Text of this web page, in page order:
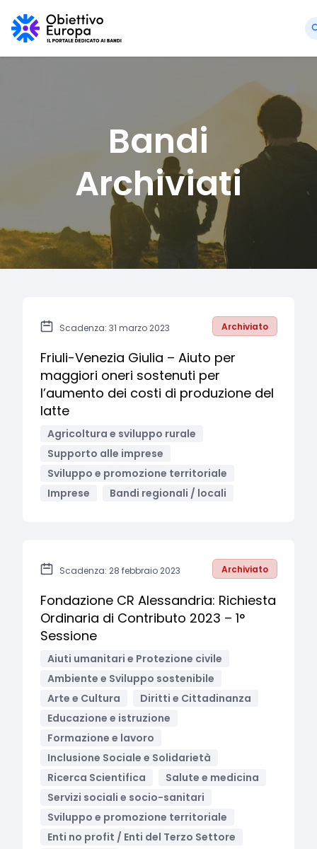
Bandi
Archiviati
Scadenza: 31 marzo 2023 Archiviato
Friuli-Venezia Giulia – Aiuto per
maggiori oneri sostenuti per
l’aumento dei costi di produzione del
latte
Agricoltura e sviluppo rurale
Supporto alle imprese
Sviluppo e promozione territoriale
Imprese
Bandi regionali / locali
Scadenza: 28 febbraio 2023 Archiviato
Fondazione CR Alessandria: Richiesta
Ordinaria di Contributo 2023 – 1°
Sessione
Aiuti umanitari e Protezione civile
Ambiente e Sviluppo sostenibile
Arte e Cultura
Diritti e Cittadinanza
Educazione e istruzione
Formazione e lavoro
Inclusione Sociale e Solidarietà
Ricerca Scientifica
Salute e medicina
Servizi sociali e socio-sanitari
Sviluppo e promozione territoriale
Enti no profit / Enti del Terzo Settore